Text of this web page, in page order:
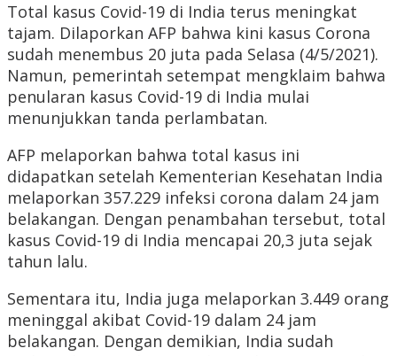
Total kasus Covid-19 di India terus meningkat
tajam. Dilaporkan AFP bahwa kini kasus Corona
sudah menembus 20 juta pada Selasa (4/5/2021).
Namun, pemerintah setempat mengklaim bahwa
penularan kasus Covid-19 di India mulai
menunjukkan tanda perlambatan.
AFP melaporkan bahwa total kasus ini
didapatkan setelah Kementerian Kesehatan India
melaporkan 357.229 infeksi corona dalam 24 jam
belakangan. Dengan penambahan tersebut, total
kasus Covid-19 di India mencapai 20,3 juta sejak
tahun lalu.
Sementara itu, India juga melaporkan 3.449 orang
meninggal akibat Covid-19 dalam 24 jam
belakangan. Dengan demikian, India sudah